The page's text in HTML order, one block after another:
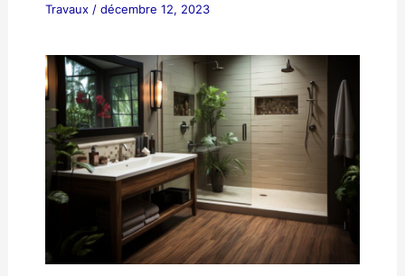
Travaux/ décembre 12, 2023